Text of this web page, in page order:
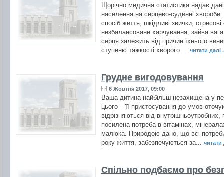
Щорічно медична статистика надає
населення на серцево-судинні
спосіб життя, шкідливі звички,
незбалансоване харчування, зайва
серця залежить від причин їхнього
ступеню тяжкості хворого....
читати далі
Грудне вигодовування
6 Жовтня 2017, 09:00
Ваша дитина найбільш незахищена у
цього – її пристосування до умов
відрізняються від внутрішньоутробних,
посилена потреба в вітамінах,
малюка. Природою дано, що всі
року життя, забезпечуються за...
читати
Спільно подбаємо про